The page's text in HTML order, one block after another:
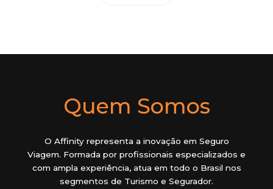
Quem Somos
O Affinity representa a inovação em Seguro
Viagem. Formada por profissionais especializados e
com ampla experiência, atua em todo o Brasil nos
segmentos de Turismo e Segurador.